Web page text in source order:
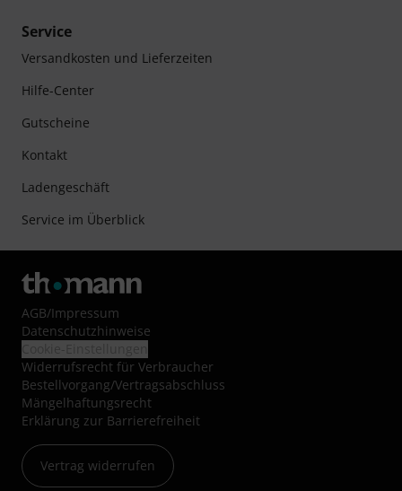
Service
Versandkosten und Lieferzeiten
Hilfe-Center
Gutscheine
Kontakt
Ladengeschäft
Service im Überblick
AGB/Impressum
Datenschutzhinweise
Widerrufsrecht für Verbraucher
Bestellvorgang/Vertragsabschluss
Mängelhaftungsrecht
Erklärung zur Barrierefreiheit
Vertrag widerrufen